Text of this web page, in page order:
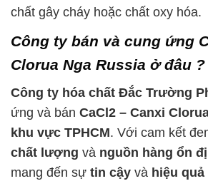
chất gây cháy hoặc chất oxy hóa.
Công ty bán và cung ứng
Clorua Nga Russia ở đâu ?
Công ty hóa chất Đắc Trường
ứng và bán CaCl2 – Canxi
khu vực TPHCM. Với cam kết
chất lượng và nguồn hàng ổn
mang đến sự tin cậy và hiệu quả